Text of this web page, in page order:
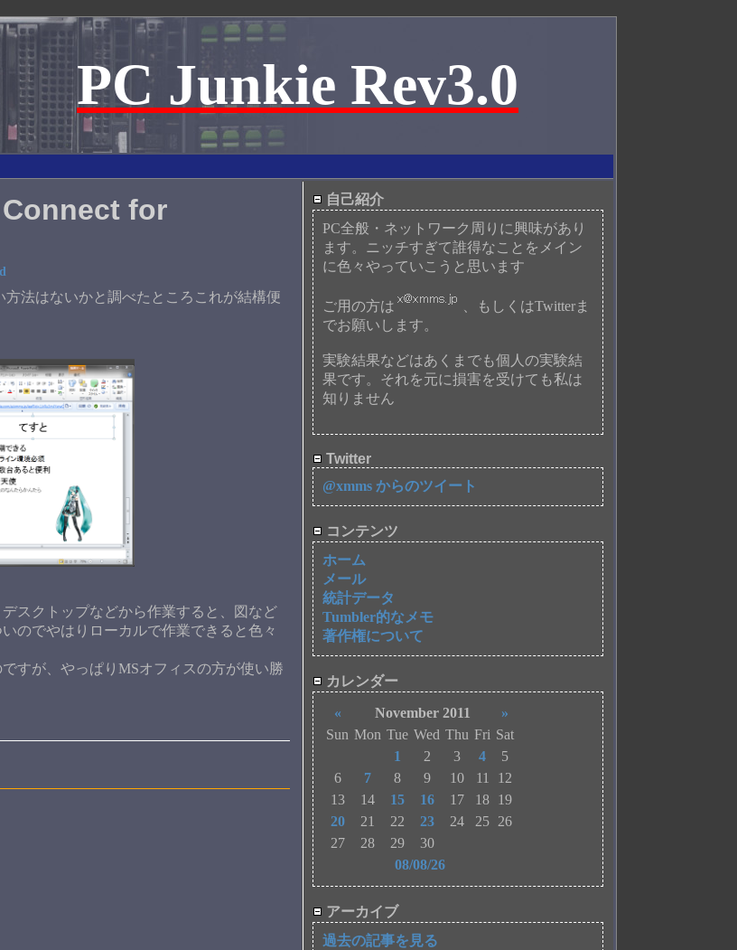
PC Junkie Rev3.0
Connect for
法はないかと調べたところこれが結構便
スクトップなどから作業すると、図など
のでやはりローカルで作業できると色々
すが、やっぱりMSオフィスの方が使い勝
自己紹介
PC全般・ネットワーク周りに興味があり
ます。ニッチすぎて誰得なことをメイン
に色々やっていこうと思います
ご用の方は
、もしくはTwitterま
でお願いします。
実験結果などはあくまでも個人の実験結
果です。それを元に損害を受けても私は
知りません
Twitter
@xmms からのツイート
コンテンツ
ホーム
メール
統計データ
Tumbler的なメモ
著作権について
カレンダー
« November 2011
»
Sun Mon Tue Wed Thu Fri Sat
1
2 3 4
5
6
7 8 9 10 11
12
13
14 15 16 17 18 19
20
21 22 23 24 25 26
27
28 29
30
08/08/26
アーカイブ
過去の記事を見る